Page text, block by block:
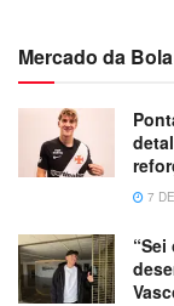
Mercado da
7